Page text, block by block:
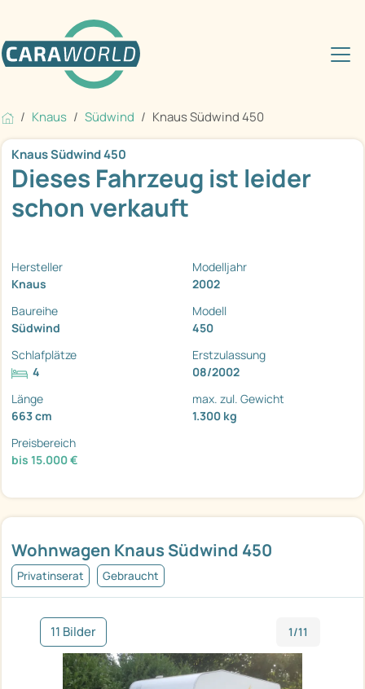
Knaus Südwind Knaus Südwind 450
Wohnwagen Knaus Südwind 450
Privatinserat Gebraucht
11 Bilder 1/11
Knaus Südwind 450
Dieses Fahrzeug ist leider
schon verkauft
Hersteller
Knaus
Modelljahr
2002
Baureihe
Südwind
Modell
450
Schlafplätze
4
Erstzulassung
08/2002
Länge
663 cm
max. zul. Gewicht
1.300 kg
Preisbereich
bis 15.000 €